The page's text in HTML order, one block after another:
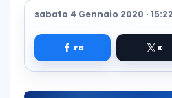
sabato 4 Gennaio 2020 · 15:22